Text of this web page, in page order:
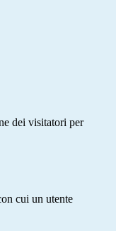
dei visitatori per
cui un utente